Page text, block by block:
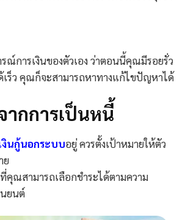
ณ์การเงินของตัวเอง ว่าตอนนี้คุณมีรอยรั่ว
ร็ว คุณก็จะสามารถหาทางแก้ไขปัญหาได้
ากการเป็นหนี้
งินกู้นอกระบบอยู่ ควรตั้งเป้าหมายให้ตัว
ย
คุณสามารถเลือกชำระได้ตามความ
ยนต์